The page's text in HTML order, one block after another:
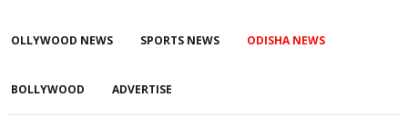
OLLYWOOD NEWS SPORTS NEWS ODISHA NEWS
BOLLYWOOD ADVERTISE